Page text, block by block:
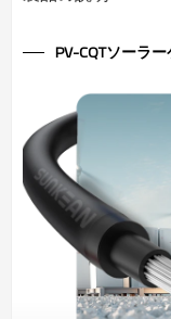
PV-CQTソーラ